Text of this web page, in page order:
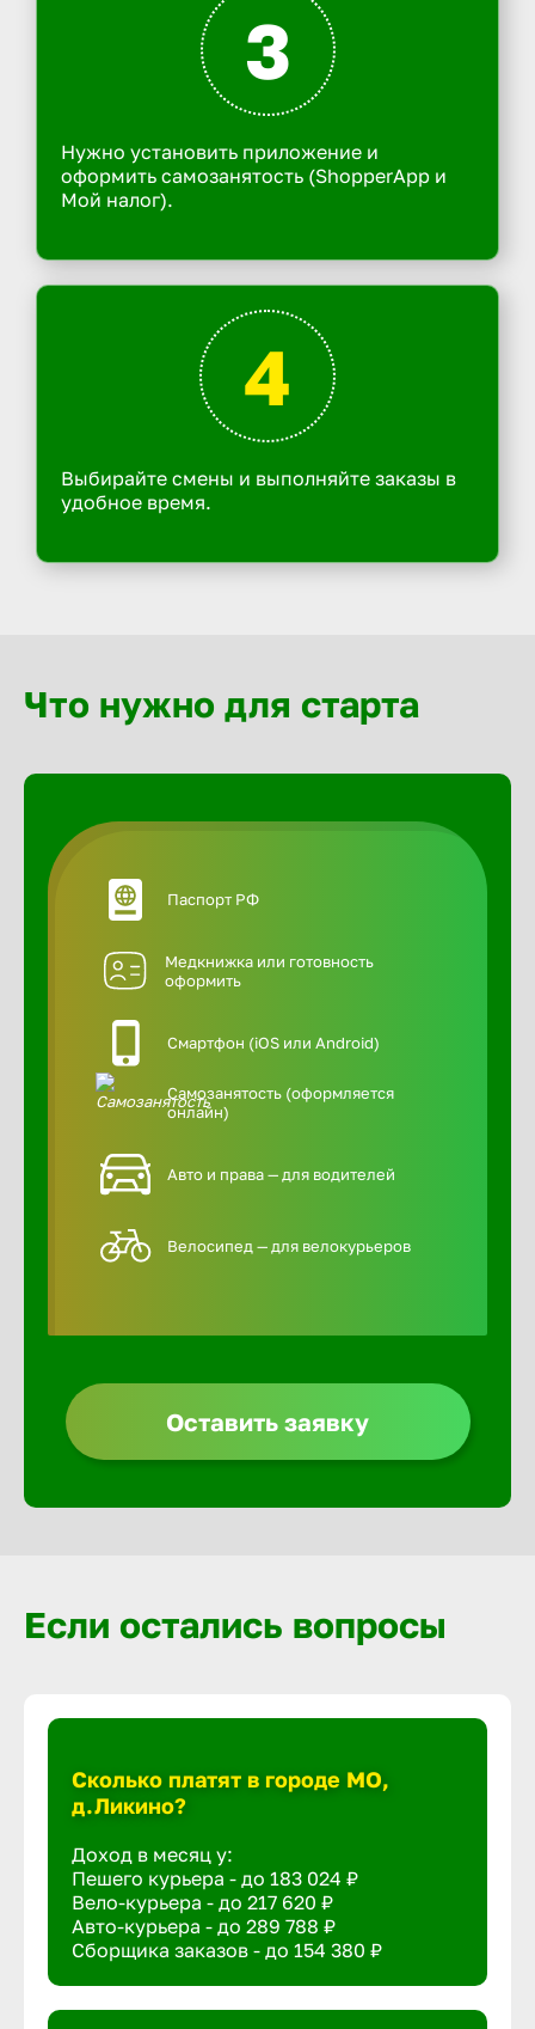
3
Нужно установить приложение и
оформить самозанятость (ShopperApp и
Мой налог).
4
Выбирайте смены и выполняйте заказы в
удобное время.
Что нужно для старта
Паспорт РФ
Медкнижка или готовность
оформить
Смартфон (iOS или Android)
Самозанятость (оформляется
онлайн)
Авто и права — для водителей
Велосипед — для велокурьеров
Оставить заявку
Если остались вопросы
Сколько платят в городе МО,
д.Ликино?
Доход в месяц у:
Пешего курьера - до 183 024 ₽
Вело-курьера - до 217 620 ₽
Авто-курьера - до 289 788 ₽
Сборщика заказов - до 154 380 ₽